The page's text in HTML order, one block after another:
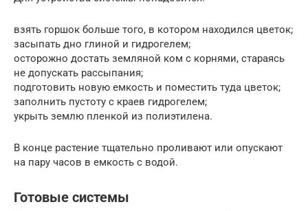
взять горшок больше того, в котором находился цветок;
засыпать дно глиной и гидрогелем;
осторожно достать земляной ком с корнями, стараясь
не допускать рассыпания;
подготовить новую емкость и поместить туда цветок;
заполнить пустоту с краев гидрогелем;
укрыть землю пленкой из полиэтилена.
В конце растение тщательно проливают или опускают
на пару часов в емкость с водой.
Готовые системы